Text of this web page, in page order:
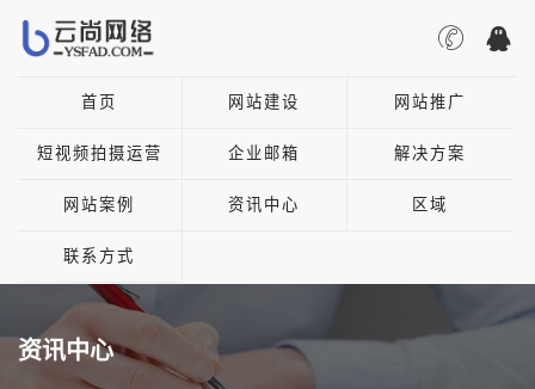
首页 网站建设 网站推广
短视频拍摄运营 企业邮箱 解决方案
网站案例 资讯中心 区域
联系方式
资讯中心